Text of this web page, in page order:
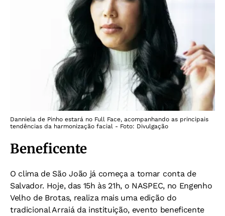
Danniela de Pinho estará no Full Face, acompanhando as principais
tendências da harmonização facial - Foto: Divulgação
Beneficente
O clima de São João já começa a tomar conta de
Salvador. Hoje, das 15h às 21h, o NASPEC, no Engenho
Velho de Brotas, realiza mais uma edição do
tradicional Arraiá da instituição, evento beneficente